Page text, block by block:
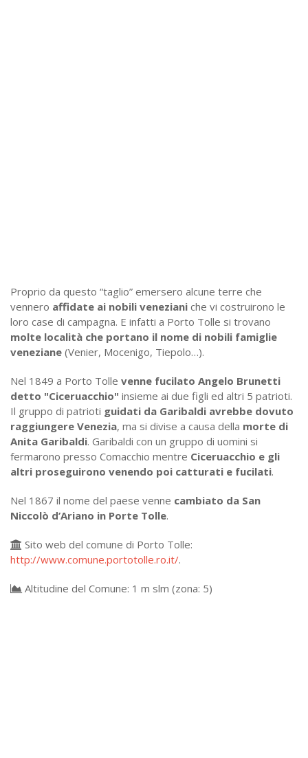
Proprio da questo “taglio” emersero alcune terre che
vennero affidate ai nobili veneziani che vi costruirono le
loro case di campagna. E infatti a Porto Tolle si trovano
molte località che portano il nome di nobili famiglie
veneziane (Venier, Mocenigo, Tiepolo…).
Nel 1849 a Porto Tolle venne fucilato Angelo Brunetti
detto "Ciceruacchio" insieme ai due figli ed altri 5 patrioti.
Il gruppo di patrioti guidati da Garibaldi avrebbe dovuto
raggiungere Venezia, ma si divise a causa della morte di
Anita Garibaldi. Garibaldi con un gruppo di uomini si
fermarono presso Comacchio mentre Ciceruacchio e gli
altri proseguirono venendo poi catturati e fucilati.
Nel 1867 il nome del paese venne cambiato da San
Niccolò d’Ariano in Porte Tolle.
Sito web del comune di Porto Tolle:
http://www.comune.portotolle.ro.it/.
Altitudine del Comune: 1 m slm (zona: 5)